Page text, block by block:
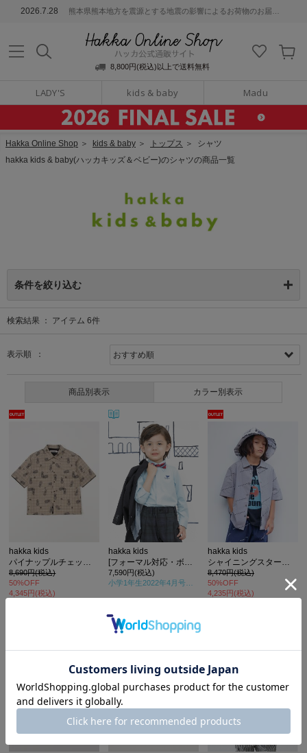
2026.7.28 熊本県熊本地方を震源とする地震の影響によるお荷物のお届けについて
8,800円(税込)以上で送料無料
LADY'S kids & baby Madu
通販サイト
販サイト
Hakka Online Shop ＞ kids & baby ＞ トップス ＞ シャツ
hakka kids & baby(ハッカキッズ＆ベビー)のシャツの商品一覧
条件を絞り込む
検索結果 ： アイテム 6件
表示順 ：
商品別表示 カラー別表示
hakka kids
パイナップルチェックプリントオープンカラーシャツ
8,690円(税込)
50%OFF
4,345円(税込)
hakka kids
[フォーマル対応・ボーイズ]長袖シャツ
7,590円(税込)
hakka kids
シャイニングスタープリント半袖シャツ
8,470円(税込)
50%OFF
4,235円(税込)